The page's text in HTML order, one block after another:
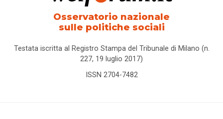
Osservatorio nazionale
sulle politiche sociali
Testata iscritta al Registro Stampa del Tribunale di Milano (n.
227, 19 luglio 2017)
ISSN 2704-7482